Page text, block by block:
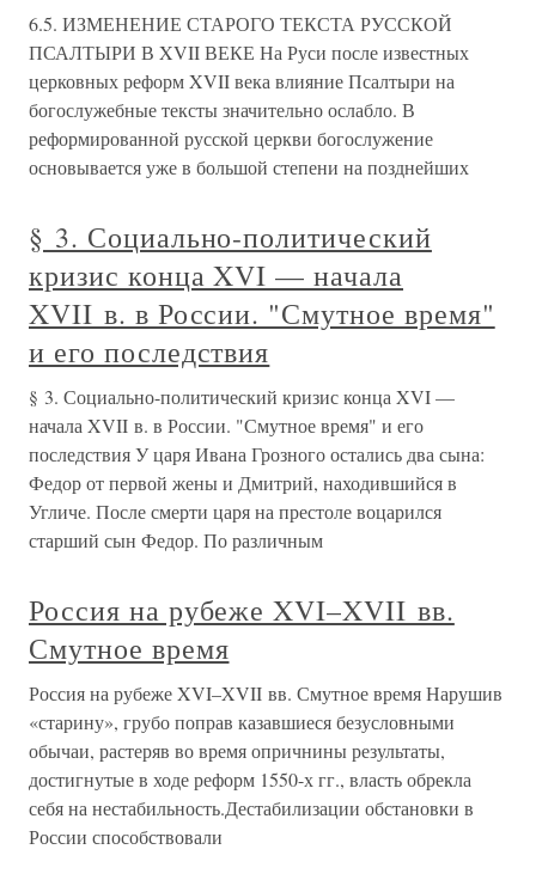
6.5. ИЗМЕНЕНИЕ СТАРОГО ТЕКСТА РУССКОЙ
ПСАЛТЫРИ В XVII ВЕКЕ На Руси после известных
церковных реформ XVII века влияние Псалтыри на
богослужебные тексты значительно ослабло. В
реформированной русской церкви богослужение
основывается уже в большой степени на позднейших
§ 3. Социально-политический
кризис конца XVI — начала
XVII в. в России. "Смутное время"
и его последствия
§ 3. Социально-политический кризис конца XVI —
начала XVII в. в России. "Смутное время" и его
последствия У царя Ивана Грозного остались два сына:
Федор от первой жены и Дмитрий, находившийся в
Угличе. После смерти царя на престоле воцарился
старший сын Федор. По различным
Россия на рубеже XVI–XVII вв.
Смутное время
Россия на рубеже XVI–XVII вв. Смутное время Нарушив
«старину», грубо поправ казавшиеся безусловными
обычаи, растеряв во время опричнины результаты,
достигнутые в ходе реформ 1550-х гг., власть обрекла
себя на нестабильность.Дестабилизации обстановки в
России способствовали